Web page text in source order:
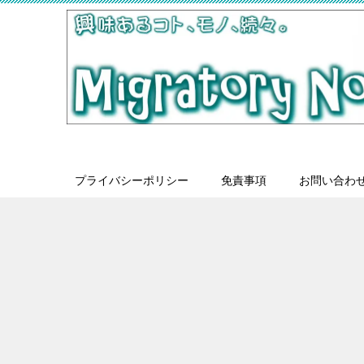
プライバシーポリシー 免責事項 お問い合わ